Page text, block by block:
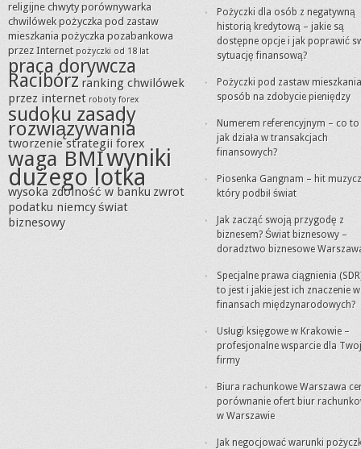
religijne chwyty porównywarka
chwilówek pożyczka pod zastaw
mieszkania pożyczka pozabankowa
przez Internet pożyczki od 18 lat
praca dorywcza
Racibórz ranking chwilówek
przez internet roboty forex
sudoku zasady
rozwiązywania
tworzenie strategii forex
waga BMIwyniki
dużego lotka
wysoka zdolność w banku zwrot
podatku niemcyświat
biznesowy
Pożyczki dla osób z negatywną
historią kredytową – jakie są
dostępne opcje i jak poprawić
sytuację finansową?
Pożyczki pod zastaw
sposób na zdobycie pieniędzy
Numerem referencyjnym – co to
jak działa w transakcjach
finansowych?
Piosenka Gangnam – hit
który podbił świat
Jak zacząć swoją przygodę z
biznesem? Świat biznesowy –
doradztwo biznesowe
Specjalne prawa ciągnienia
to jest i jakie jest ich znaczenie w
finansach międzynarodowych?
Usługi księgowe w Krakowie –
profesjonalne wsparcie dla
firmy
Biura rachunkowe Warszawa
porównanie ofert biur
w Warszawie
Jak negocjować warunki